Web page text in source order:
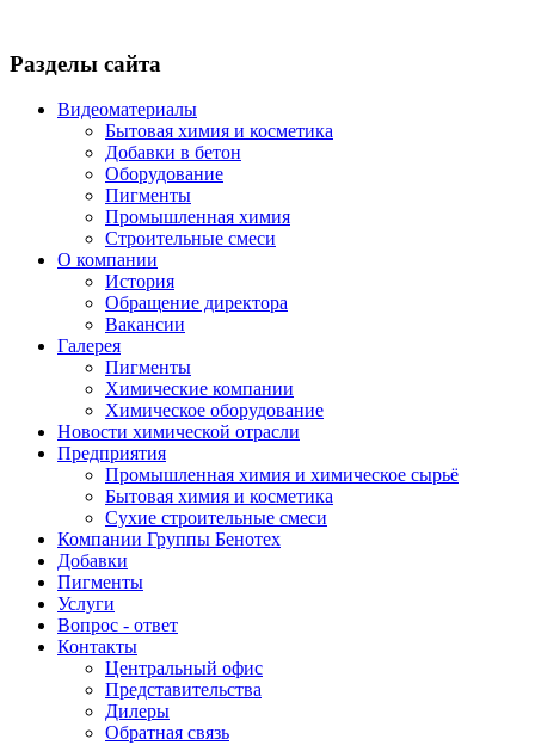
Разделы сайта
Видеоматериалы
Бытовая химия и косметика
Добавки в бетон
Оборудование
Пигменты
Промышленная химия
Строительные смеси
О компании
История
Обращение директора
Вакансии
Галерея
Пигменты
Химические компании
Химическое оборудование
Новости химической отрасли
Предприятия
Промышленная химия и химическое сырьё
Бытовая химия и косметика
Сухие строительные смеси
Компании Группы Бенотех
Добавки
Пигменты
Услуги
Вопрос - ответ
Контакты
Центральный офис
Представительства
Дилеры
Обратная связь